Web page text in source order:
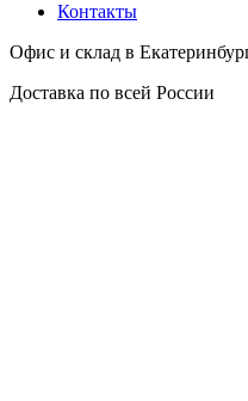
Контакты
Офис и склад в
Доставка по всей России